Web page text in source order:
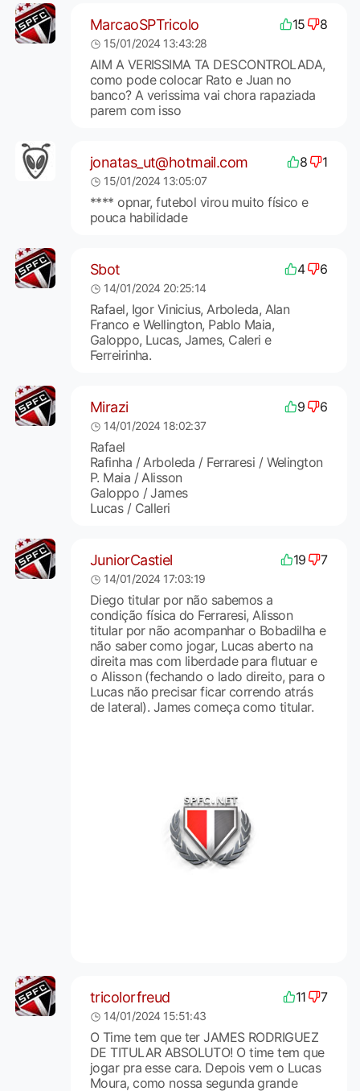
MarcaoSPTricolo 15 8
15/01/2024 13:43:28
AIM A VERISSIMA TA DESCONTROLADA,
como pode colocar Rato e Juan no
banco? A verissima vai chora rapaziada
parem com isso
jonatas_ut@hotmail.com 8 1
15/01/2024 13:05:07
**** opnar, futebol virou muito físico e
pouca habilidade
Sbot 4 6
14/01/2024 20:25:14
Rafael, Igor Vinicius, Arboleda, Alan
Franco e Wellington, Pablo Maia,
Galoppo, Lucas, James, Caleri e
Ferreirinha.
Mirazi 9 6
14/01/2024 18:02:37
Rafael
Rafinha / Arboleda / Ferraresi / Welington
P. Maia / Alisson
Galoppo / James
Lucas / Calleri
JuniorCastiel 19 7
14/01/2024 17:03:19
Diego titular por não sabemos a
condição física do Ferraresi, Alisson
titular por não acompanhar o Bobadilha e
não saber como jogar, Lucas aberto na
direita mas com liberdade para flutuar e
o Alisson (fechando o lado direito, para o
Lucas não precisar ficar correndo atrás
de lateral). James começa como titular.
tricolorfreud 11 7
14/01/2024 15:51:43
O Time tem que ter JAMES RODRIGUEZ
DE TITULAR ABSOLUTO! O time tem que
jogar pra esse cara. Depois vem o Lucas
Moura, como nossa segunda grande